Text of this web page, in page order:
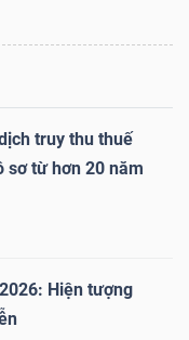
truy thu thuế
sơ từ hơn 20 năm
Hiện tượng